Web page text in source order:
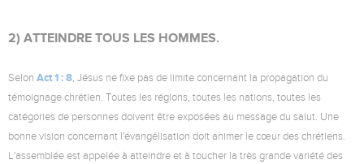
2) ATTEINDRE TOUS LES HOMMES.
Selon Act 1 : 8, Jésus ne fixe pas de limite concernant la propagation du
témoignage chrétien. Toutes les régions, toutes les nations, toutes les
catégories de personnes doivent être exposées au message du salut. Une
bonne vision concernant l'évangélisation doit animer le cœur des chrétiens.
L'assemblée est appelée à atteindre et à toucher la très grande variété des